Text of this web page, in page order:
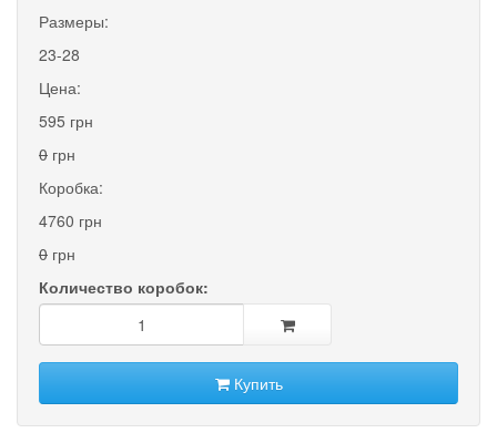
Размеры:
23-28
Цена:
595 грн
0 грн
Коробка:
4760 грн
0 грн
Количество коробок:
Купить